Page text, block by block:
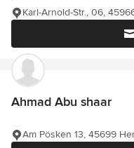
Karl-Arnold-Str., 06,
Ahmad Abu shaar
Am Pösken 13, 45699